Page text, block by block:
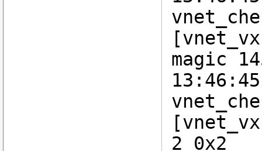
magic
2 0x2